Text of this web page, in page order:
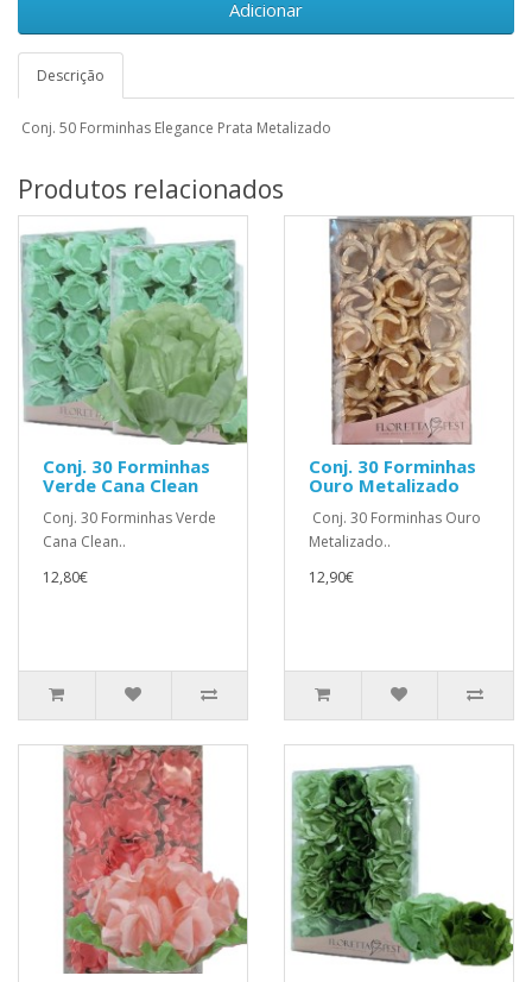
Adicionar
Descrição
Conj. 50 Forminhas Elegance Prata Metalizado
Produtos relacionados
Conj. 30 Forminhas
Verde Cana Clean
Conj. 30 Forminhas Verde
Cana Clean..
12,80€
Conj. 30 Forminhas
Ouro Metalizado
Conj. 30 Forminhas Ouro
Metalizado..
12,90€